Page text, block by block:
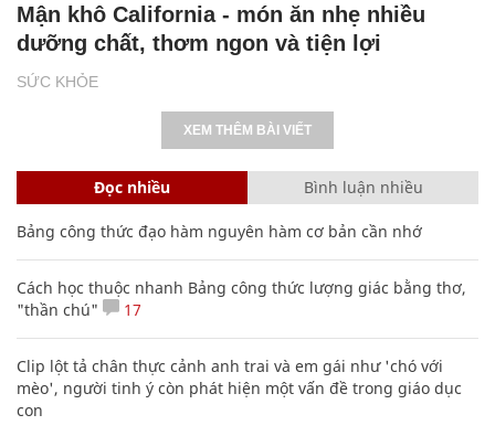
SỨC KHỎE
Mận khô California - món ăn nhẹ nhiều
dưỡng chất, thơm ngon và tiện lợi
XEM THÊM BÀI VIẾT
Đọc nhiều Bình luận nhiều
Bảng công thức đạo hàm nguyên hàm cơ bản cần nhớ
Cách học thuộc nhanh Bảng công thức lượng giác bằng thơ,
"thần chú"
17
Clip lột tả chân thực cảnh anh trai và em gái như 'chó với
mèo', người tinh ý còn phát hiện một vấn đề trong giáo dục
con